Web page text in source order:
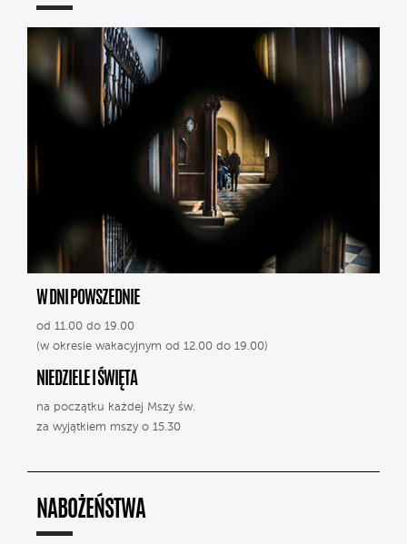
W DNI POWSZEDNIE
od 11.00 do 19.00
(w okresie wakacyjnym od 12.00 do 19.00)
NIEDZIELE I ŚWIĘTA
na początku każdej Mszy św.
za wyjątkiem mszy o 15.30
NABOŻEŃSTWA